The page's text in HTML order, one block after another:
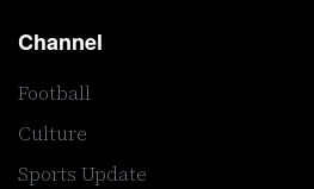
Channel
Football
Culture
Sports Update